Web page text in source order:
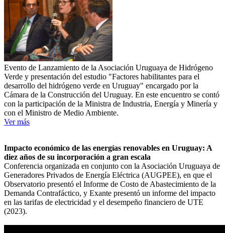
Evento de Lanzamiento de la Asociación Uruguaya de Hidrógeno
Verde y presentación del estudio "Factores habilitantes para el
desarrollo del hidrógeno verde en Uruguay" encargado por la
Cámara de la Construcción del Uruguay. En este encuentro se contó
con la participación de la Ministra de Industria, Energía y Minería y
con el Ministro de Medio Ambiente.
Ver más
Impacto económico de las energías renovables en Uruguay: A
diez años de su incorporación a gran escala
Conferencia organizada en conjunto con la Asociación Uruguaya de
Generadores Privados de Energía Eléctrica (AUGPEE), en que el
Observatorio presentó el Informe de Costo de Abastecimiento de la
Demanda Contrafáctico, y Exante presentó un informe del impacto
en las tarifas de electricidad y el desempeño financiero de UTE
(2023).